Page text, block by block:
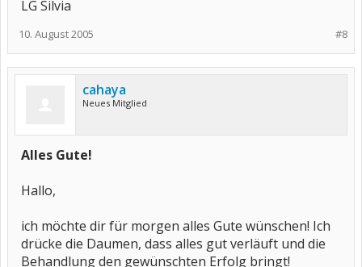
LG Silvia
#8
10. August 2005
cahaya
Neues Mitglied
Alles Gute!
Hallo,
ich möchte dir für morgen alles Gute wünschen! Ich
drücke die Daumen, dass alles gut verläuft und die
Behandlung den gewünschten Erfolg bringt!